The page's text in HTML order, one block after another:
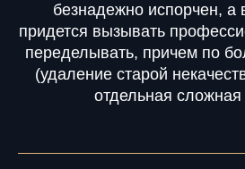
безнадежно испорчен, а
придется вызывать
переделывать, причем по
(удаление старой
отдельная сложная